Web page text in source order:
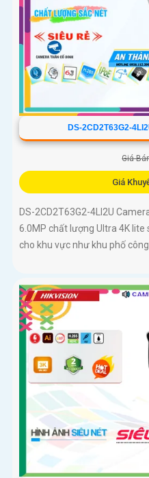
DS-2CD2T63G2-
Giá
Giá
DS-2CD2T63G2-4LI2U
6.0MP chất lượng Ultra 4K
cho khu vực như khu phố